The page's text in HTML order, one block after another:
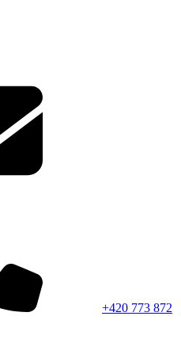
+420 773 872